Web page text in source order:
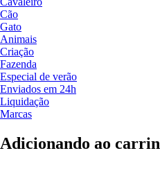
Cão
Gato
Animais
Criação
Fazenda
Especial de verão
Enviados em 24h
Liquidação
Marcas
Adicionando ao